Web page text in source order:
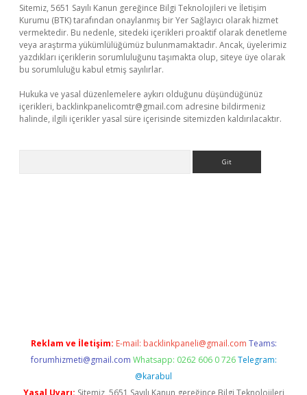
Sitemiz, 5651 Sayılı Kanun gereğince Bilgi Teknolojileri ve İletişim
Kurumu (BTK) tarafından onaylanmış bir Yer Sağlayıcı olarak hizmet
vermektedir. Bu nedenle, sitedeki içerikleri proaktif olarak denetleme
veya araştırma yükümlülüğümüz bulunmamaktadır. Ancak, üyelerimiz
yazdıkları içeriklerin sorumluluğunu taşımakta olup, siteye üye olarak
bu sorumluluğu kabul etmiş sayılırlar.
Hukuka ve yasal düzenlemelere aykırı olduğunu düşündüğünüz
içerikleri, backlinkpanelicomtr@gmail.com adresine bildirmeniz
halinde, ilgili içerikler yasal süre içerisinde sitemizden kaldırılacaktır.
Reklam ve İletişim: E-mail: backlinkpaneli@gmail.com Teams:
forumhizmeti@gmail.com Whatsapp: 0262 606 0 726 Telegram:
@karabul
Yasal Uyarı: Sitemiz, 5651 Sayılı Kanun gereğince Bilgi Teknolojileri